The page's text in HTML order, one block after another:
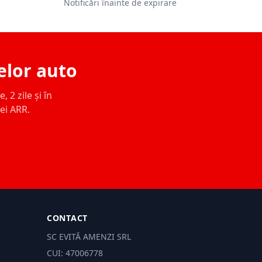
Notificări înainte de expirare
auto
2 zile și în
ARR.
CONTACT
SC EVITĂ AMENZI SRL
CUI: 47006778